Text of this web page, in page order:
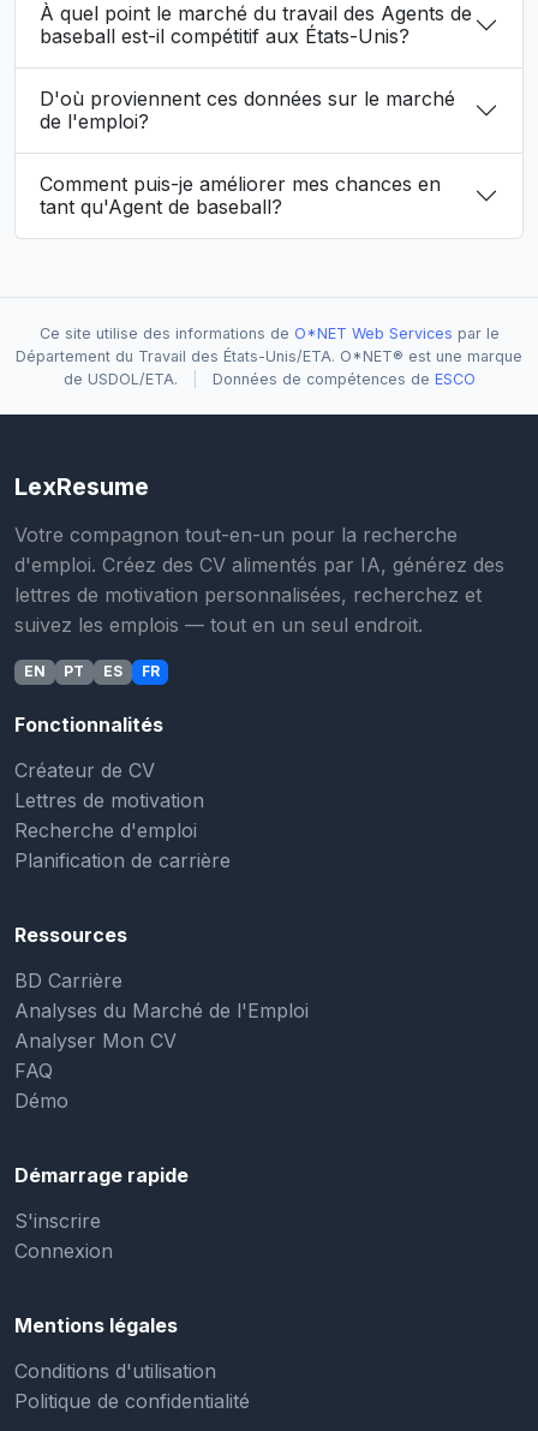
À quel point le marché du travail des Agents de
baseball est-il compétitif aux États-Unis?
D'où proviennent ces données sur le marché
de l'emploi?
Comment puis-je améliorer mes chances en
tant qu'Agent de baseball?
Ce site utilise des informations de O*NET Web Services par le
Département du Travail des États-Unis/ETA. O*NET® est une marque
de USDOL/ETA.
Données de compétences de ESCO
LexResume
Votre compagnon tout-en-un pour la recherche
d'emploi. Créez des CV alimentés par IA, générez des
lettres de motivation personnalisées, recherchez et
suivez les emplois — tout en un seul endroit.
EN PT ES FR
Fonctionnalités
Créateur de CV
Lettres de motivation
Recherche d'emploi
Planification de carrière
Ressources
BD Carrière
Analyses du Marché de l'Emploi
Analyser Mon CV
FAQ
Démo
Démarrage rapide
S'inscrire
Connexion
Mentions légales
Conditions d'utilisation
Politique de confidentialité